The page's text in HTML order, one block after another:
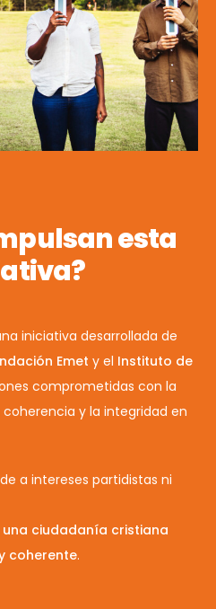
esta
iniciativa desarrollada de
Emet y el Instituto de
comprometidas con la
y la integridad en
a intereses partidistas ni
ciudadanía cristiana
coherente.